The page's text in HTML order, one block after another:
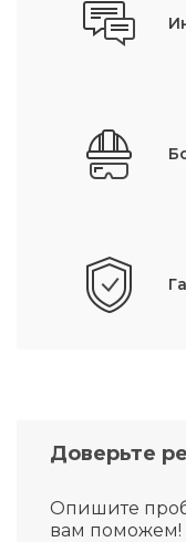
Доверьте
Опишите
вам поможем!